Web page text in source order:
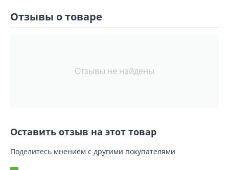
Отзывы о товаре
Отзывы не найдены
Оставить отзыв на этот товар
Поделитесь мнением с другими покупателями